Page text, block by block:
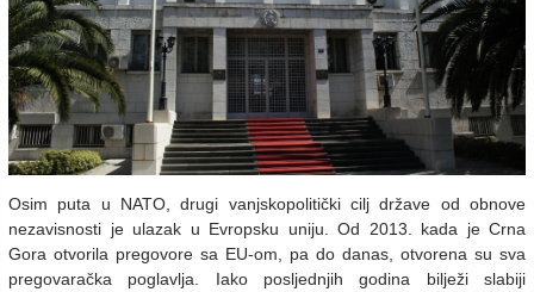
Osim puta u NATO, drugi vanjskopolitički cilj države od obnove
nezavisnosti je ulazak u Evropsku uniju. Od 2013. kada je Crna
Gora otvorila pregovore sa EU-om, pa do danas, otvorena su sva
pregovaračka poglavlja. Iako posljednjih godina bilježi slabiji